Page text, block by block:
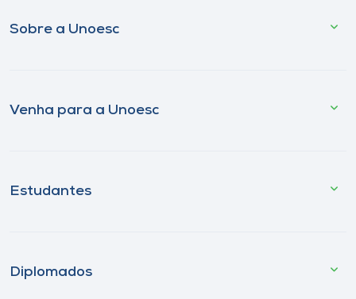
Sobre a Unoesc
Venha para a Unoesc
Estudantes
Diplomados